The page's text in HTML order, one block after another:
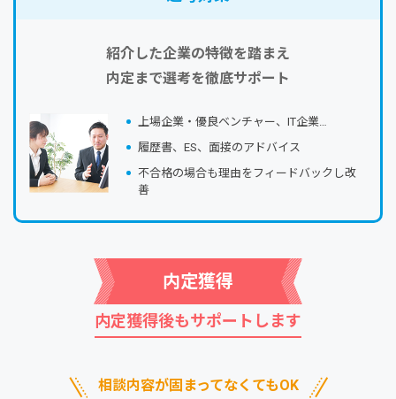
紹介した企業の特徴を踏まえ
内定まで選考を徹底サポート
上場企業・優良ベンチャー、IT企業…
履歴書、ES、⾯接のアドバイス
不合格の場合も理由をフィードバックし改
善
内定獲得
内定獲得後もサポートします
相談内容が固まってなくてもOK